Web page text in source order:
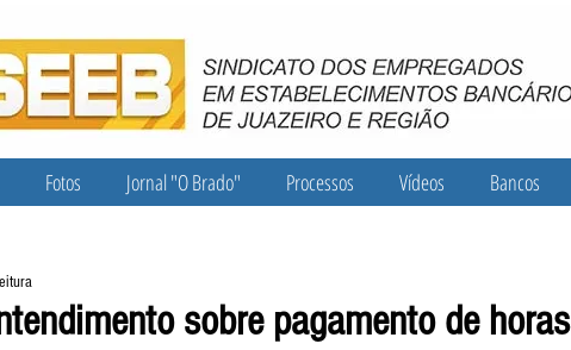
Fotos Jornal "O Brado" Processos Vídeos Bancos
sobre pagamento de horas